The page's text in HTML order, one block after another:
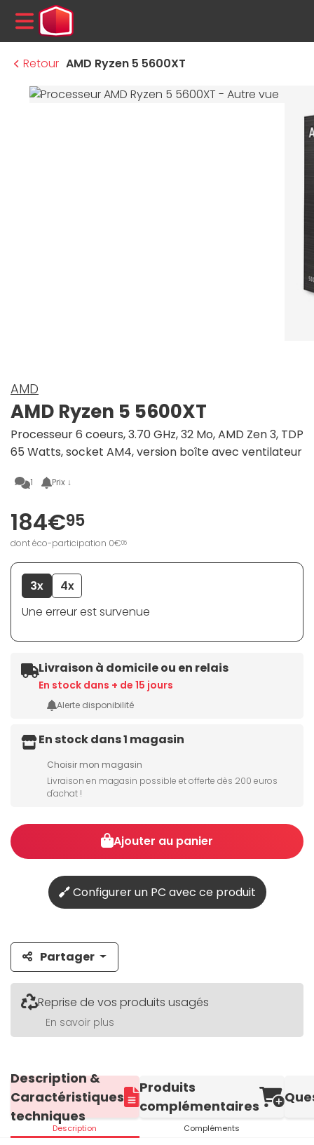
MENU
Retour AMD Ryzen 5 5600XT
AMD
AMD Ryzen 5 5600XT
Processeur 6 coeurs, 3.70 GHz, 32 Mo, AMD Zen 3, TDP
65 Watts, socket AM4, version boîte avec ventilateur
1 Prix ↓
184€95
dont éco-participation 0€05
3x
4x
Une erreur est survenue
Livraison à domicile ou en relais
En stock dans + de 15 jours
Alerte disponibilité
En stock dans 1 magasin
Choisir mon magasin
Livraison en magasin possible et offerte dès 200 euros
d'achat !
Ajouter au panier
Configurer un PC avec ce produit
Partager
Reprise de vos produits usagés
En savoir plus
Description &
Caractéristiques
techniques
Description
Produits
complémentaires
Compléments